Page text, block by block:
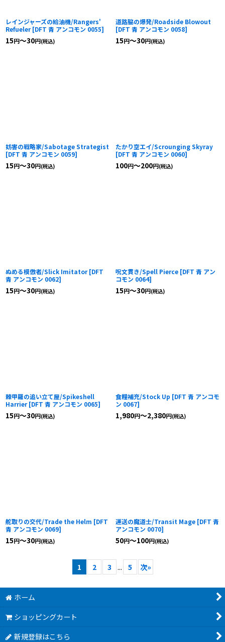
レインジャーズの給油機/Rangers'
Refueler [DFT 青 アンコモン 0055]
15円～30円(税込)
道路脇の爆発/Roadside Blowout
[DFT 青 アンコモン 0058]
15円～30円(税込)
妨害の戦略家/Sabotage Strategist
[DFT 青 アンコモン 0059]
15円～30円(税込)
たかり空エイ/Scrounging Skyray
[DFT 青 アンコモン 0060]
100円～200円(税込)
ぬめる模倣者/Slick Imitator [DFT
青 アンコモン 0062]
15円～30円(税込)
呪文貫き/Spell Pierce [DFT 青 アン
コモン 0064]
15円～30円(税込)
棘甲羅の追い立て屋/Spikeshell
Harrier [DFT 青 アンコモン 0065]
15円～30円(税込)
食糧補充/Stock Up [DFT 青 アンコモ
ン 0067]
1,980円～2,380円(税込)
舵取りの交代/Trade the Helm [DFT
青 アンコモン 0069]
15円～30円(税込)
運送の魔道士/Transit Mage [DFT 青
アンコモン 0070]
50円～100円(税込)
1 2 3 ... 5 次»
ホーム
ショッピングカート
新規登録はこちら